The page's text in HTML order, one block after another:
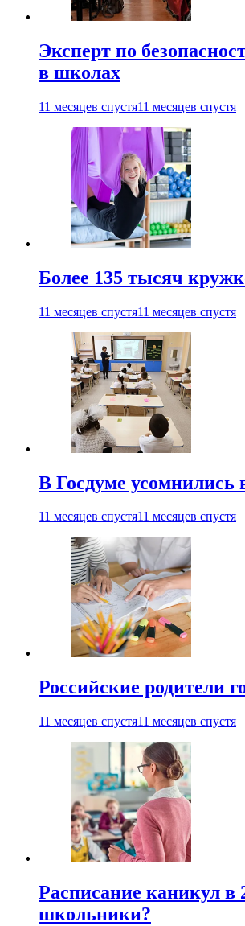
Эксперт по
в школах
11 месяцев спустя11 месяцев спустя
Более 135 тысяч
11 месяцев спустя11 месяцев спустя
В Госдуме
11 месяцев спустя11 месяцев спустя
Российские родители
11 месяцев спустя11 месяцев спустя
Расписание каникул в
школьники?